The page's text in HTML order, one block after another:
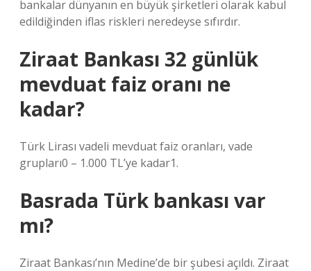
bankalar dünyanın en büyük şirketleri olarak kabul
edildiğinden iflas riskleri neredeyse sıfırdır.
Ziraat Bankası 32 günlük
mevduat faiz oranı ne
kadar?
Türk Lirası vadeli mevduat faiz oranları, vade
grupları0 – 1.000 TL’ye kadar1.
Basrada Türk bankası var
mı?
Ziraat Bankası’nın Medine’de bir şubesi açıldı. Ziraat